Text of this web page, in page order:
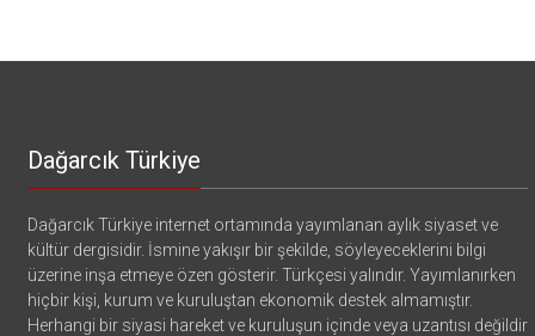
Dağarcık Türkiye
Dağarcık Türkiye internet ortamında yayımlanan aylık siyaset ve
kültür dergisidir. İsmine yakışır bir şekilde, söyleyeceklerini bilgi
üzerine inşa etmeye özen gösterir. Türkçesi yalındır. Yayımlanırken
hiçbir kişi, kurum ve kuruluştan ekonomik destek almamıştır.
Herhangi bir siyasi hareket ve kuruluşun içinde veya uzantısı değildir